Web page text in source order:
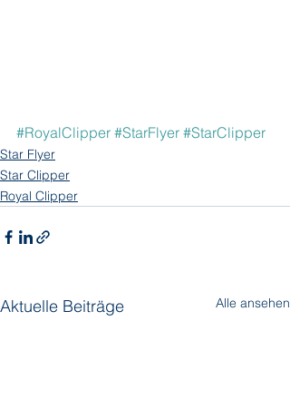
#RoyalClipper #StarFlyer #StarClipper
Star Flyer
Star Clipper
Royal Clipper
Aktuelle Beiträge Alle ansehen